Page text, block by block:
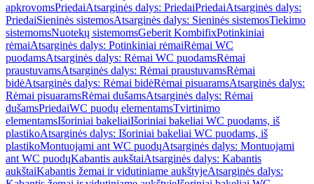
apkrovomsPriedaiAtsarginės dalys: PriedaiPriedaiAtsarginės dalys:
PriedaiSieninės sistemosAtsarginės dalys: Sieninės sistemosTiekimo
sistemomsNuotekų sistemomsGeberit KombifixPotinkiniai
rėmaiAtsarginės dalys: Potinkiniai rėmaiRėmai WC
puodamsAtsarginės dalys: Rėmai WC puodamsRėmai
praustuvamsAtsarginės dalys: Rėmai praustuvamsRėmai
bidėAtsarginės dalys: Rėmai bidėRėmai pisuaramsAtsarginės dalys:
Rėmai pisuaramsRėmai dušamsAtsarginės dalys: Rėmai
dušamsPriedaiWC puodų elementamsTvirtinimo
elementamsIšoriniai bakeliaiIšoriniai bakeliai WC puodams, iš
plastikoAtsarginės dalys: Išoriniai bakeliai WC puodams, iš
plastikoMontuojami ant WC puodųAtsarginės dalys: Montuojami
ant WC puodųKabantis aukštaiAtsarginės dalys: Kabantis
aukštaiKabantis žemai ir vidutiniame aukštyjeAtsarginės dalys: